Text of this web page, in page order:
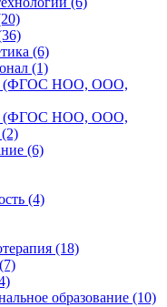
(6)
(1)
(ФГОС НОО, ООО,
(ФГОС НОО, ООО,
(6)
(4)
(18)
образование (10)